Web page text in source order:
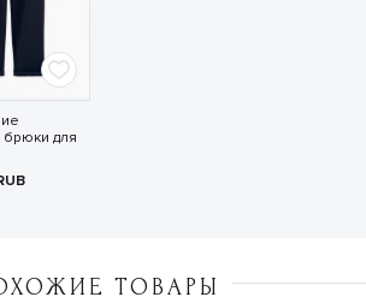
для
ТОВАРЫ